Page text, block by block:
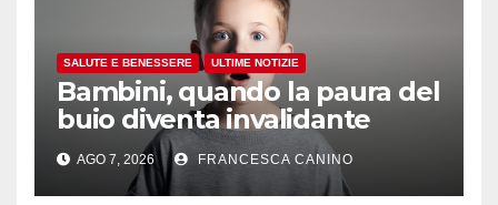
SALUTE E BENESSERE ULTIME NOTIZIE
Bambini, quando la paura del
buio diventa invalidante
AGO 7, 2026 FRANCESCA CANINO